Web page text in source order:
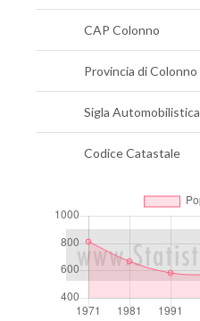
CAP Colonno
Provincia di Colonno
Sigla Automobilistica
Codice Catastale